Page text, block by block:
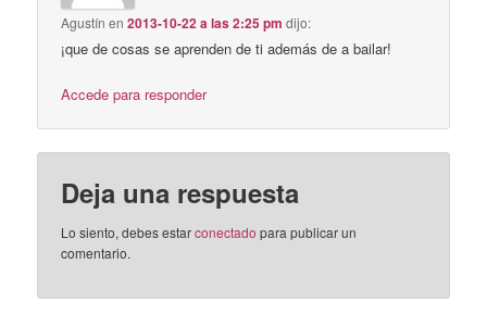
Agustín en2013-10-22 a las 2:25 pm dijo:
¡que de cosas se aprenden de ti además de a bailar!
Accede para responder
Deja una respuesta
Lo siento, debes estarconectado para publicar un
comentario.